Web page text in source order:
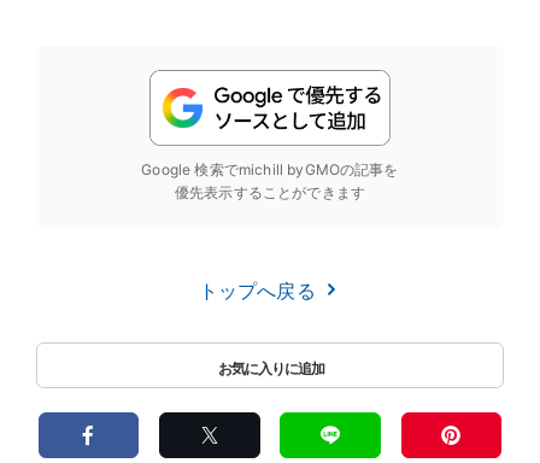
Google 検索でmichill byGMOの記事を
優先表示することができます
トップへ戻る